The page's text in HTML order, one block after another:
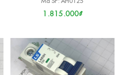
1.815.000₫